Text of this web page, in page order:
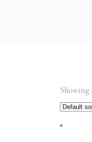
Showing